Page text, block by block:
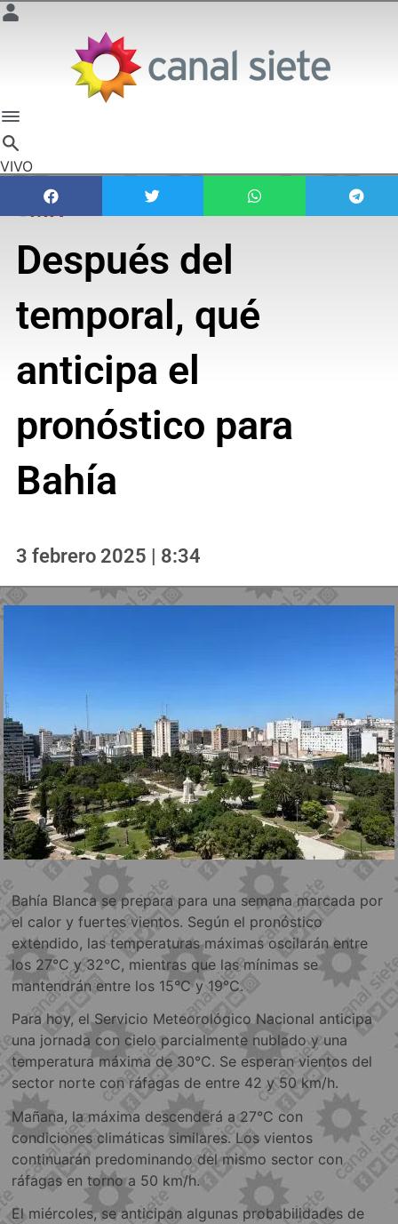
VIVO
SMN
Después del
temporal, qué
anticipa el
pronóstico para
Bahía
3 febrero 2025 | 8:34
Bahía Blanca se prepara para una semana marcada por
el calor y fuertes vientos. Según el pronóstico
extendido, las temperaturas máximas oscilarán entre
los 27°C y 32°C, mientras que las mínimas se
mantendrán entre los 15°C y 19°C.
Para hoy, el Servicio Meteorológico Nacional anticipa
una jornada con cielo parcialmente nublado y una
temperatura máxima de 30°C. Se esperan vientos del
sector norte con ráfagas de entre 42 y 50 km/h.
Mañana, la máxima descenderá a 27°C con
condiciones climáticas similares. Los vientos
continuarán predominando del mismo sector con
ráfagas en torno a 50 km/h.
El miércoles, se anticipan algunas probabilidades de